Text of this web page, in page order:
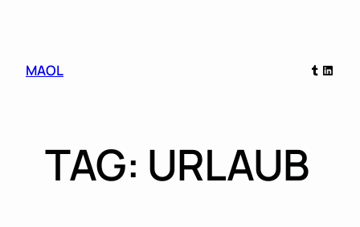
MAOL Tumblr
TAG: URLAUB